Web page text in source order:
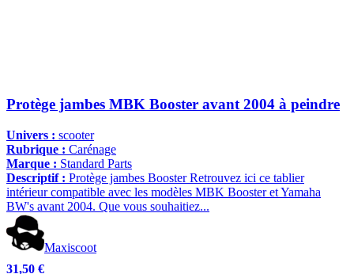
Protège jambes MBK Booster avant 2004 à peindre
Univers : scooter
Rubrique : Carénage
Marque : Standard Parts
Descriptif : Protège jambes Booster Retrouvez ici ce tablier
intérieur compatible avec les modèles MBK Booster et Yamaha
BW's avant 2004. Que vous souhaitiez...
Maxiscoot
31,50 €